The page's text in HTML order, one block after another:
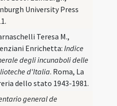
University Press
Teresa M.,
Enrichetta:Indice
degli incunaboli delle
d'Italia. Roma, La
dello stato 1943-1981.
general de